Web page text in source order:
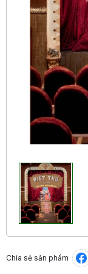
Chia sẻ sản phẩm